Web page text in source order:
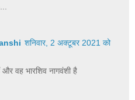
शनिवार, 2 अक्टूबर 2021 को
और वह भारशिव नागवंशी है